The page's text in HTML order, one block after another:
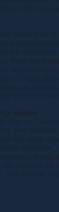
se vilka
segrar ända
och sedan han
sedan
tillhör
ingenting i
och viljan att
vad som gör
Thierry
gången
Idao de
över
att han skulle
glädjande.
som Idao
100 procent?
Så vi kan inte